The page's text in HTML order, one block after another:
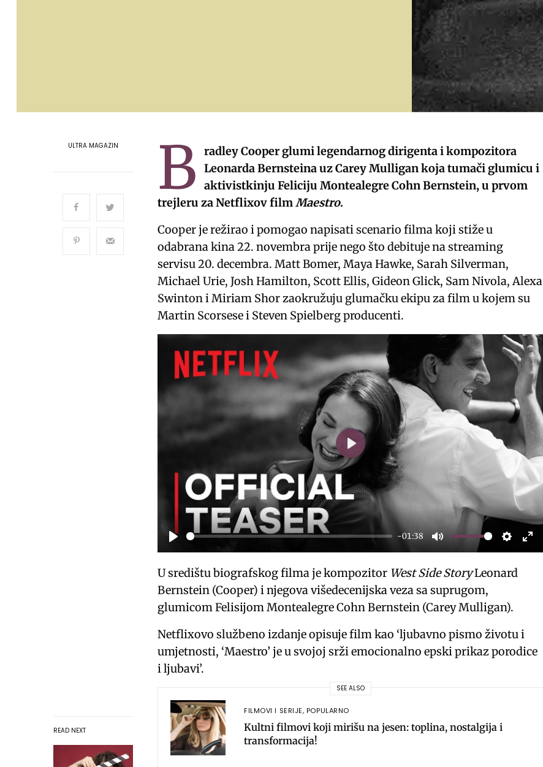
ULTRA MAGAZIN
READ NEXT
B
radley Cooper glumi legendarnog dirigenta i kompozitora
Leonarda Bernsteina uz Carey Mulligan koja tumači glumicu i
aktivistkinju Feliciju Montealegre Cohn Bernstein, u prvom
trejleru za Netflixov filmMaestro.
Cooper je režirao i pomogao napisati scenario filma koji stiže u
odabrana kina 22. novembra prije nego što debituje na streaming
servisu 20. decembra. Matt Bomer, Maya Hawke, Sarah Silverman,
Michael Urie, Josh Hamilton, Scott Ellis, Gideon Glick, Sam Nivola, Alexa
Swinton i Miriam Shor zaokružuju glumačku ekipu za film u kojem su
Martin Scorsese i Steven Spielberg producenti.
P
l
a
y
-01:38
M
u
t
e
S
e
t
n
E
P
a
y
U središtu biografskog filma je kompozitor West Side StoryLeonard
Bernstein (Cooper) i njegova višedecenijska veza sa suprugom,
glumicom Felisijom Montealegre Cohn Bernstein (Carey Mulligan).
Netflixovo službeno izdanje opisuje film kao ‘ljubavno pismo životu i
umjetnosti, ‘Maestro’ je u svojoj srži emocionalno epski prikaz porodice
i ljubavi’.
SEE ALSO
FILMOVI I SERIJE, POPULARNO
Kultni filmovi koji mirišu na jesen: toplina, nostalgija i
transformacija!